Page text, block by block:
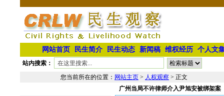
网站首页 民生简介 民生动态 新闻稿 维权经历 个人文
站内搜索：
您当前所在的位置： 网站主页 > 人权观察 > 正文
广州当局不许律师介入尹旭安被绑架案